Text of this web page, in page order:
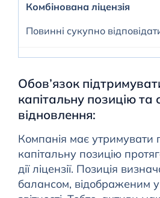
Комбінована ліцензія
Повинні сукупно
Обов’язок
капітальну позицію та
відновлення:
Компанія має утримувати
капітальну позицію
дії ліцензії. Позиція
балансом, відображеним у